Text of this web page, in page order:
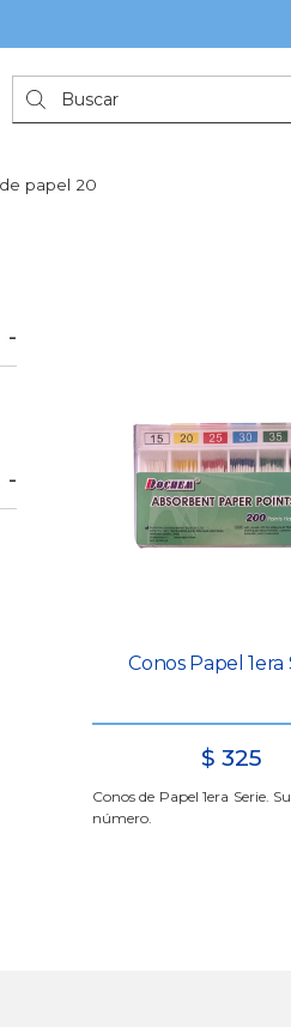
Búsqueda
de
productos
papel 20
Conos Papel 1era
$ 325
Conos de Papel 1era Serie.
número.